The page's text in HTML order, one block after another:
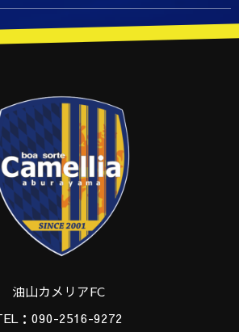
油山カメリアFC
：090-2516-9272